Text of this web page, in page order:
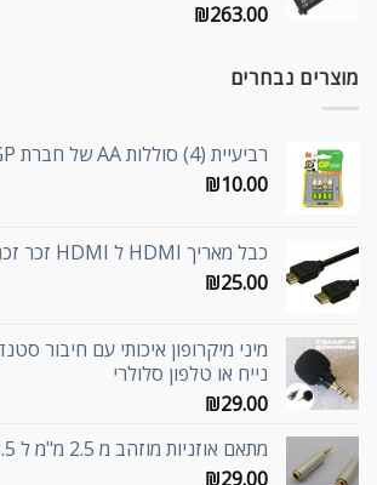
₪263.00
מוצרים נבחרים
רביעיית (4) סוללות AA של חברת GP
₪10.00
כבל מאריך HDMI ל HDMI זכר זכר באורך 1 מטר
₪25.00
מיני מיקרופון איכותי עם חיבור
נייח או טלפון סלולרי
₪29.00
מתאם אוזניות מוזהב מ 2.5 מ"מ ל 3.5 מ"מ
₪29.00